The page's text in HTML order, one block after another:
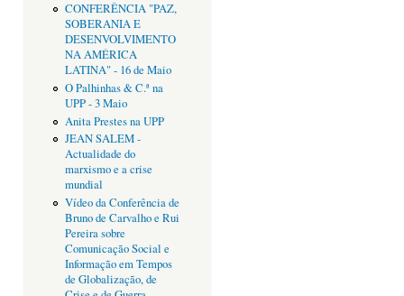
CONFERÊNCIA "PAZ,
SOBERANIA E
DESENVOLVIMENTO
NA AMÉRICA
LATINA" - 16 de Maio
O Palhinhas & C.ª na
UPP - 3 Maio
Anita Prestes na UPP
JEAN SALEM -
Actualidade do
marxismo e a crise
mundial
Vídeo da Conferência de
Bruno de Carvalho e Rui
Pereira sobre
Comunicação Social e
Informação em Tempos
de Globalização, de